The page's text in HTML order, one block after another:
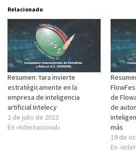
Relacionado
Resumen: Yara invierte
estratégicamente en la
empresa de inteligencia
artificial Intelecy
2 de julio de 2023
En «Internacional»
de
de
más
19 de
En